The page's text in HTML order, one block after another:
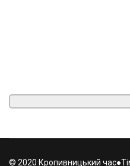
© 2020 Кропивницький